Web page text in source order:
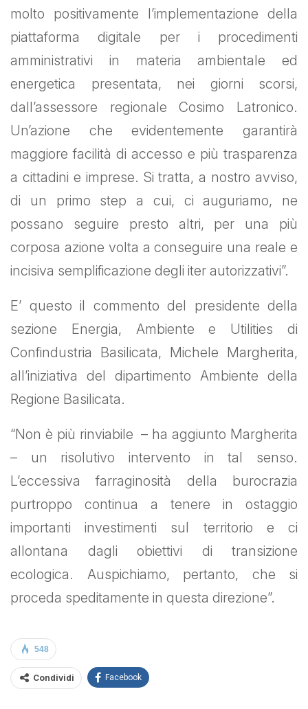
molto positivamente l’implementazione della
piattaforma digitale per i procedimenti
amministrativi in materia ambientale ed
energetica presentata, nei giorni scorsi,
dall’assessore regionale Cosimo Latronico.
Un’azione che evidentemente garantirà
maggiore facilità di accesso e più trasparenza
a cittadini e imprese. Si tratta, a nostro avviso,
di un primo step a cui, ci auguriamo, ne
possano seguire presto altri, per una più
corposa azione volta a conseguire una reale e
incisiva semplificazione degli iter autorizzativi”.
E’ questo il commento del presidente della
sezione Energia, Ambiente e Utilities di
Confindustria Basilicata, Michele Margherita,
all’iniziativa del dipartimento Ambiente della
Regione Basilicata.
“Non è più rinviabile – ha aggiunto Margherita
– un risolutivo intervento in tal senso.
L’eccessiva farraginosità della burocrazia
purtroppo continua a tenere in ostaggio
importanti investimenti sul territorio e ci
allontana dagli obiettivi di transizione
ecologica. Auspichiamo, pertanto, che si
proceda speditamente in questa direzione”.
548
Condividi Facebook